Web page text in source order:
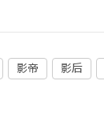
影帝 影后